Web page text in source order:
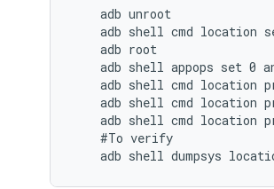
    adb unroot
adb shell cmd location
    adb root
adb shell appops set 0
adb shell cmd location
adb shell cmd location
adb shell cmd location
    #To verify
adb shell dumpsys